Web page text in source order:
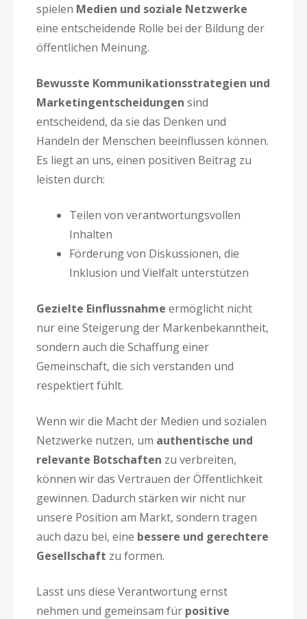
spielen Medien und soziale Netzwerke
eine entscheidende Rolle bei der Bildung der
öffentlichen Meinung.
Bewusste Kommunikationsstrategien und
Marketingentscheidungen sind
entscheidend, da sie das Denken und
Handeln der Menschen beeinflussen können.
Es liegt an uns, einen positiven Beitrag zu
leisten durch:
Teilen von verantwortungsvollen
Inhalten
Förderung von Diskussionen, die
Inklusion und Vielfalt unterstützen
Gezielte Einflussnahme ermöglicht nicht
nur eine Steigerung der Markenbekanntheit,
sondern auch die Schaffung einer
Gemeinschaft, die sich verstanden und
respektiert fühlt.
Wenn wir die Macht der Medien und sozialen
Netzwerke nutzen, um authentische und
relevante Botschaften zu verbreiten,
können wir das Vertrauen der Öffentlichkeit
gewinnen. Dadurch stärken wir nicht nur
unsere Position am Markt, sondern tragen
auch dazu bei, eine bessere und gerechtere
Gesellschaft zu formen.
Lasst uns diese Verantwortung ernst
nehmen und gemeinsam für positive